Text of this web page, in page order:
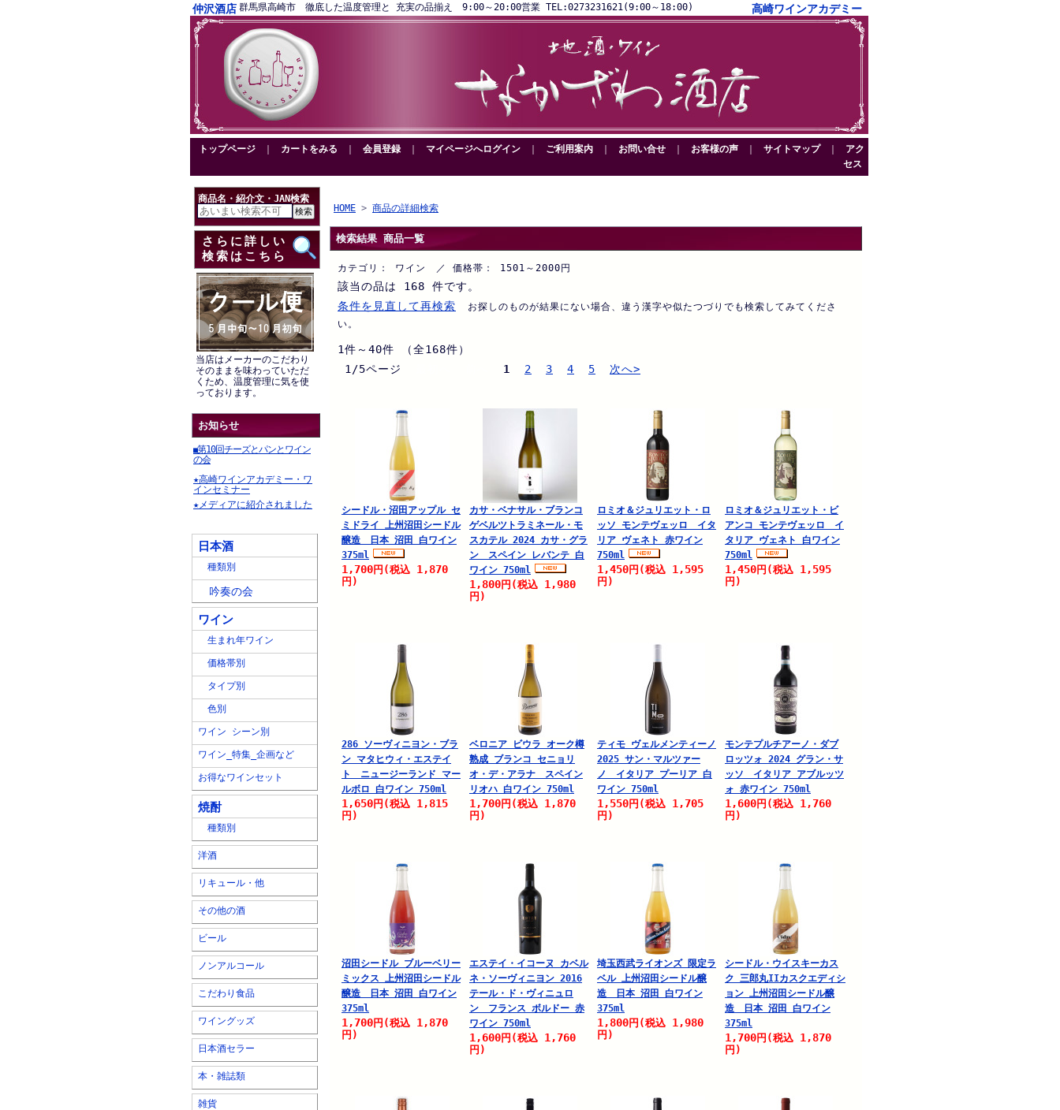
仲沢酒店 群馬県高崎市 徹底した温度管理と 充実の品揃え 9:00～20:00営業 TEL:0273231621(9:00～18:00) 高崎ワインアカデミー
トップページ カートをみる 会員登録 マイページへログイン ご利用案内 お問い合せ お客様の声 サイトマップ
アク
セス
商品名・紹介文・JAN検索
さらに詳しい
検索はこちら
当店はメーカーのこだわり
そのままを味わっていただ
くため、温度管理に気を使
っております。
お知らせ
■第10回チーズとパンとワイン
の会
★高崎ワインアカデミー・ワ
インセミナー
★メディアに紹介されました
日本酒
種類別
吟奏の会
ワイン
生まれ年ワイン
価格帯別
タイプ別
色別
ワイン シーン別
ワイン_特集_企画など
お得なワインセット
焼酎
種類別
洋酒
リキュール・他
その他の酒
ビール
ノンアルコール
こだわり食品
ワイングッズ
日本酒セラー
本・雑誌類
雑貨
HOME > 商品の詳細検索
検索結果 商品一覧
カテゴリ： ワイン ／ 価格帯： 1501～2000円
該当の品は 168 件です。
条件を見直して再検索
お探しのものが結果にない場合、違う漢字や似たつづりでも検索してみてくださ
い。
1件～40件 （全168件）
1/5ページ
1 2 3 4 5 次へ>
シードル・沼田アップル セ
ミドライ 上州沼田シードル
醸造 日本 沼田 白ワイン
375ml
1,700円 (税込 1,870
円)
カサ・ベナサル・ブランコ
ゲベルツトラミネール・モ
スカテル 2024 カサ・グラ
ン スペイン レバンテ 白
ワイン 750ml
1,800円 (税込 1,980
円)
ロミオ＆ジュリエット・ロ
ッソ モンテヴェッロ イタ
リア ヴェネト 赤ワイン
750ml
1,450円 (税込 1,595
円)
ロミオ＆ジュリエット・ビ
アンコ モンテヴェッロ イ
タリア ヴェネト 白ワイン
750ml
1,450円 (税込 1,595
円)
286 ソーヴィニヨン・ブラ
ン マタヒウィ・エステイ
ト ニュージーランド マー
ルボロ 白ワイン 750ml
1,650円 (税込 1,815
円)
ベロニア ビウラ オーク樽
熟成 ブランコ セニョリ
オ・デ・アラナ スペイン
リオハ 白ワイン 750ml
1,700円 (税込 1,870
円)
ティモ ヴェルメンティーノ
2025 サン・マルツァー
ノ イタリア プーリア 白
ワイン 750ml
1,550円 (税込 1,705
円)
モンテプルチアーノ・ダブ
ロッツォ 2024 グラン・サ
ッソ イタリア アブルッツ
ォ 赤ワイン 750ml
1,600円 (税込 1,760
円)
沼田シードル ブルーベリー
ミックス 上州沼田シードル
醸造 日本 沼田 白ワイン
375ml
1,700円 (税込 1,870
円)
エステイ・イコーヌ カベル
ネ・ソーヴィニヨン 2016
テール・ド・ヴィニュロ
ン フランス ボルドー 赤
ワイン 750ml
1,600円 (税込 1,760
円)
埼玉西武ライオンズ 限定ラ
ベル 上州沼田シードル醸
造 日本 沼田 白ワイン
375ml
1,800円 (税込 1,980
円)
シードル・ウイスキーカス
ク 三郎丸IIカスクエディシ
ョン 上州沼田シードル醸
造 日本 沼田 白ワイン
375ml
1,700円 (税込 1,870
円)